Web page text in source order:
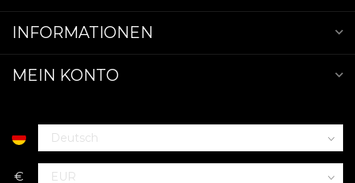
INFORMATIONEN
MEIN KONTO
€